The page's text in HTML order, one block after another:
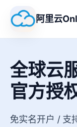
阿里云
全球云
官方授
免实名开户 / 支